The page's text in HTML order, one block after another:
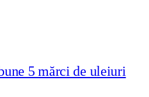
5 mărci de uleiuri